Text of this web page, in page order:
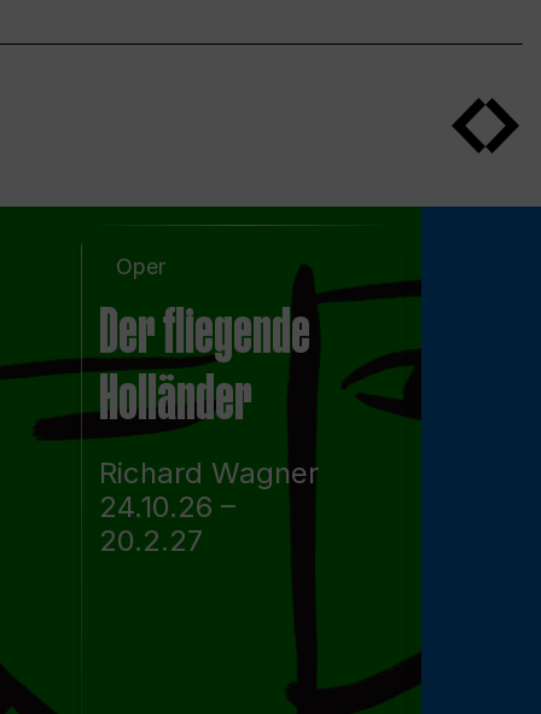
Oper
Der fliegende
Holländer
Richard Wagner
24.10.26 –
20.2.27